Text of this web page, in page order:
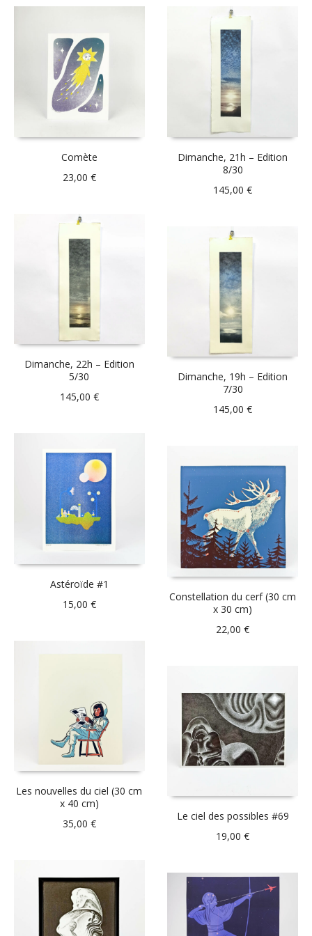
Comète
23,00 €
Dimanche, 21h – Edition
8/30
145,00€
Dimanche, 22h – Edition
5/30
145,00 €
Dimanche, 19h – Edition
7/30
145,00€
Astéroïde #1
15,00 €
Constellation du cerf (30 cm
x 30 cm)
22,00€
Les nouvelles du ciel (30 cm
x 40 cm)
35,00 €
Le ciel des possibles #69
19,00€